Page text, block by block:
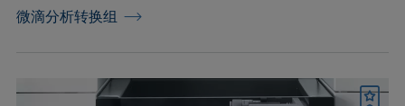
微滴分析转换组